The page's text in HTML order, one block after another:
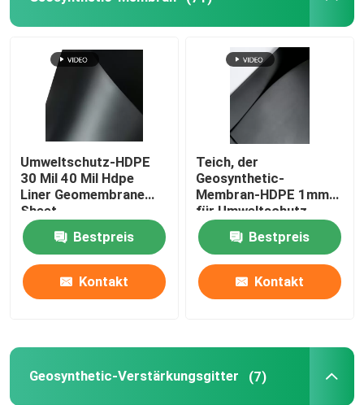
Umweltschutz-HDPE
30 Mil 40 Mil Hdpe
Liner Geomembrane
Sheet
Bestpreis
Kontakt
Teich, der
Geosynthetic-
Membran-HDPE 1mm
für Umweltschutz
imprägniert
Bestpreis
Kontakt
Geosynthetic-Verstärkungsgitter (7)